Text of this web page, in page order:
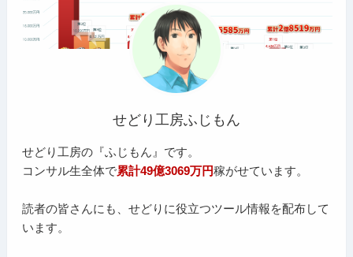
せどり工房ふじもん
せどり工房の『ふじもん』です。
コンサル生全体で累計49億3069万円稼がせています。
読者の皆さんにも、せどりに役立つツール情報を配布して
います。